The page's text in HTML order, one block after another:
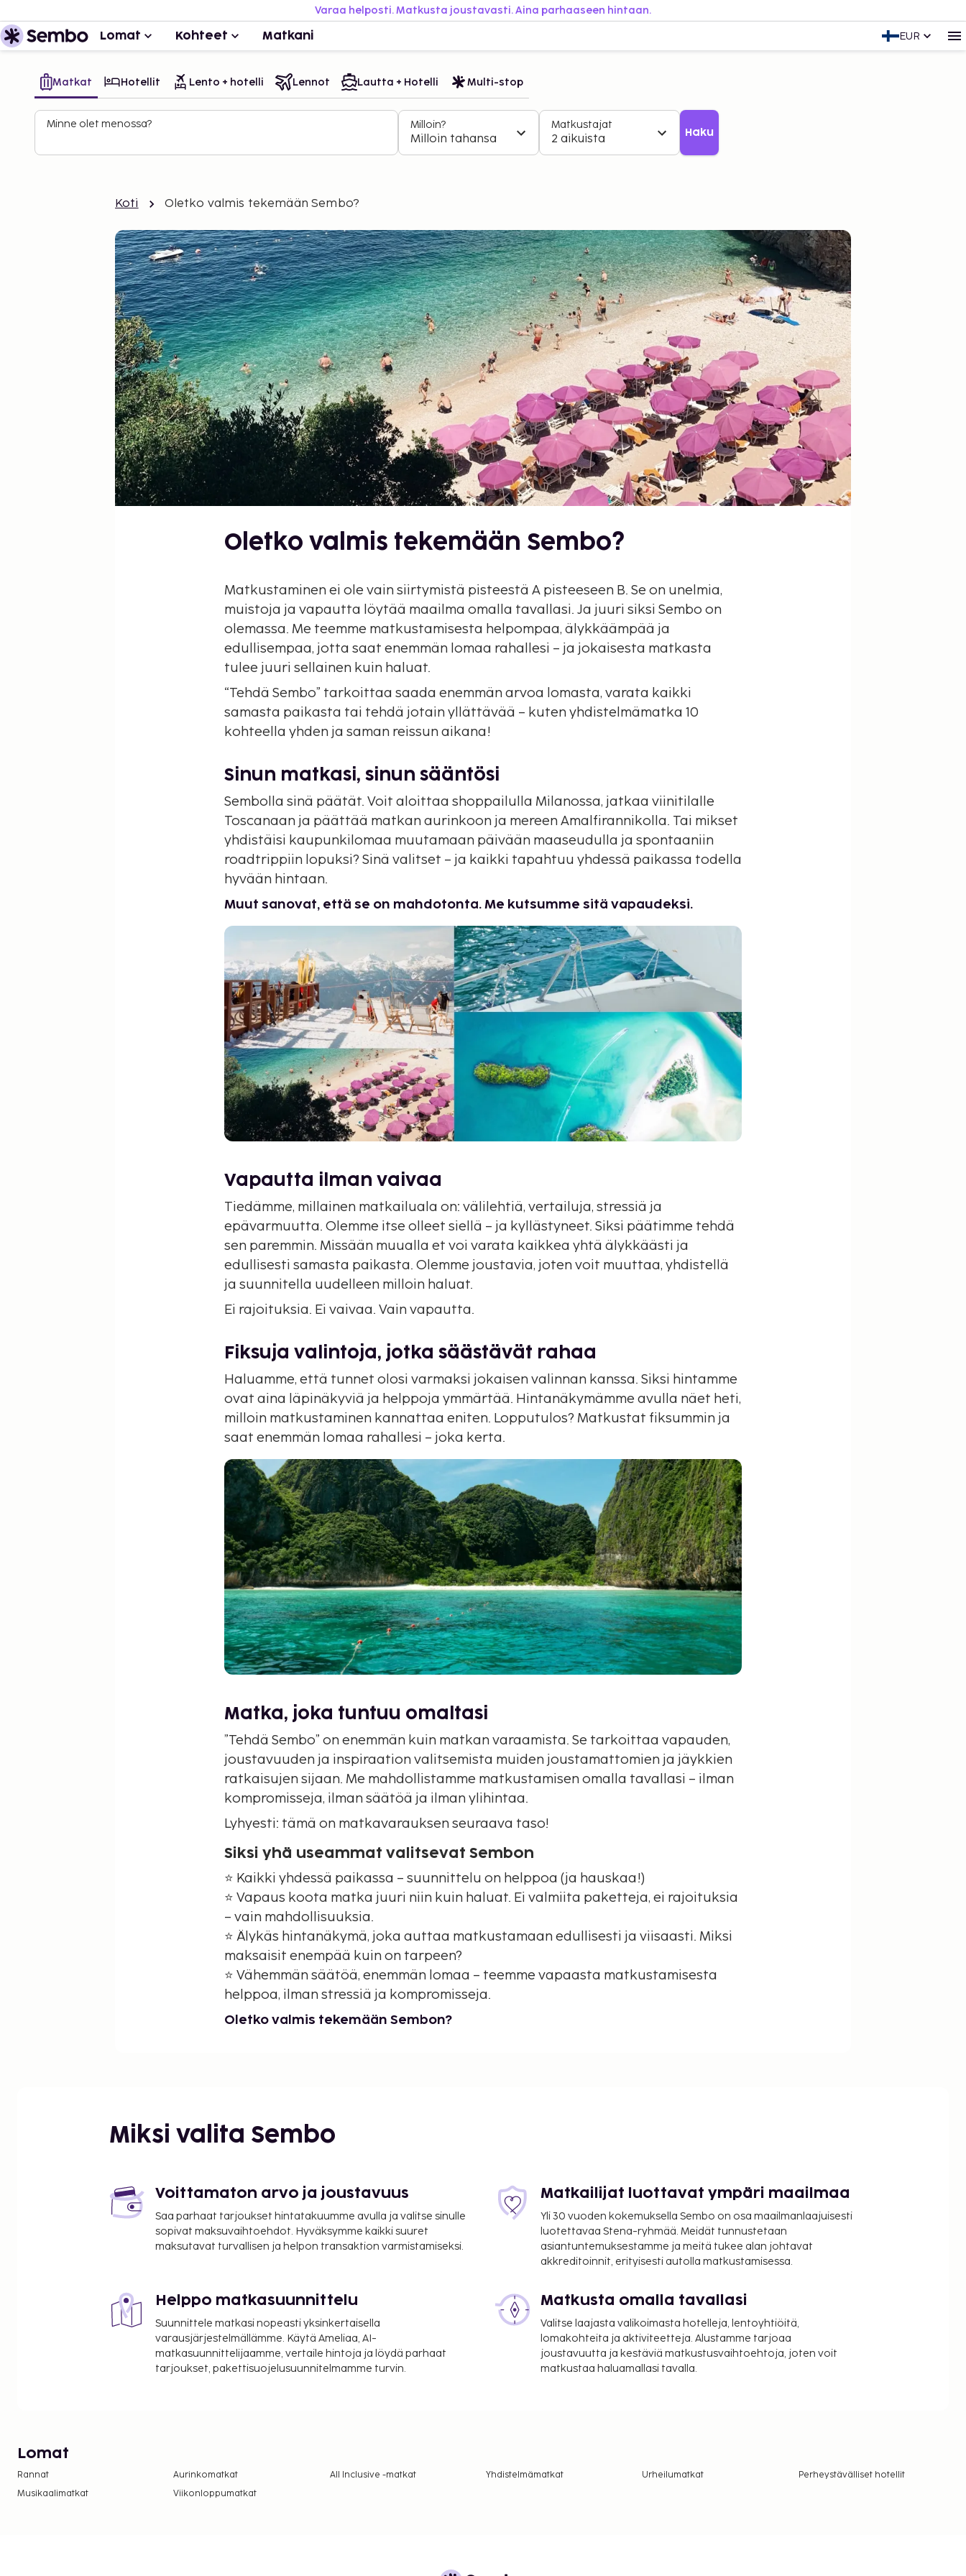
Varaa helposti. Matkusta joustavasti. Aina parhaaseen hintaan.
Lomat Kohteet Matkani EUR
Matkat Hotellit Lento + hotelli Lennot Lautta + Hotelli Multi-stop
Minne olet menossa? Milloin?
Milloin tahansa
Matkustajat
2 aikuista Haku
Koti Oletko valmis tekemään Sembo?
Oletko valmis tekemään Sembo?
Matkustaminen ei ole vain siirtymistä pisteestä A pisteeseen B. Se on unelmia,
muistoja ja vapautta löytää maailma omalla tavallasi. Ja juuri siksi Sembo on
olemassa. Me teemme matkustamisesta helpompaa, älykkäämpää ja
edullisempaa, jotta saat enemmän lomaa rahallesi – ja jokaisesta matkasta
tulee juuri sellainen kuin haluat.
“Tehdä Sembo” tarkoittaa saada enemmän arvoa lomasta, varata kaikki
samasta paikasta tai tehdä jotain yllättävää – kuten yhdistelmämatka 10
kohteella yhden ja saman reissun aikana!
Sinun matkasi, sinun sääntösi
Sembolla sinä päätät. Voit aloittaa shoppailulla Milanossa, jatkaa viinitilalle
Toscanaan ja päättää matkan aurinkoon ja mereen Amalfirannikolla. Tai mikset
yhdistäisi kaupunkilomaa muutamaan päivään maaseudulla ja spontaaniin
roadtrippiin lopuksi? Sinä valitset – ja kaikki tapahtuu yhdessä paikassa todella
hyvään hintaan.
Muut sanovat, että se on mahdotonta. Me kutsumme sitä vapaudeksi.
Vapautta ilman vaivaa
Tiedämme, millainen matkailuala on: välilehtiä, vertailuja, stressiä ja
epävarmuutta. Olemme itse olleet siellä – ja kyllästyneet. Siksi päätimme tehdä
sen paremmin. Missään muualla et voi varata kaikkea yhtä älykkäästi ja
edullisesti samasta paikasta. Olemme joustavia, joten voit muuttaa, yhdistellä
ja suunnitella uudelleen milloin haluat.
Ei rajoituksia. Ei vaivaa. Vain vapautta.
Fiksuja valintoja, jotka säästävät rahaa
Haluamme, että tunnet olosi varmaksi jokaisen valinnan kanssa. Siksi hintamme
ovat aina läpinäkyviä ja helppoja ymmärtää. Hintanäkymämme avulla näet heti,
milloin matkustaminen kannattaa eniten. Lopputulos? Matkustat fiksummin ja
saat enemmän lomaa rahallesi – joka kerta.
Matka, joka tuntuu omaltasi
”Tehdä Sembo” on enemmän kuin matkan varaamista. Se tarkoittaa vapauden,
joustavuuden ja inspiraation valitsemista muiden joustamattomien ja jäykkien
ratkaisujen sijaan. Me mahdollistamme matkustamisen omalla tavallasi – ilman
kompromisseja, ilman säätöä ja ilman ylihintaa.
Lyhyesti: tämä on matkavarauksen seuraava taso!
Siksi yhä useammat valitsevat Sembon
⭐ Kaikki yhdessä paikassa – suunnittelu on helppoa (ja hauskaa!)
⭐ Vapaus koota matka juuri niin kuin haluat. Ei valmiita paketteja, ei rajoituksia
– vain mahdollisuuksia.
⭐ Älykäs hintanäkymä, joka auttaa matkustamaan edullisesti ja viisaasti. Miksi
maksaisit enempää kuin on tarpeen?
⭐ Vähemmän säätöä, enemmän lomaa – teemme vapaasta matkustamisesta
helppoa, ilman stressiä ja kompromisseja.
Oletko valmis tekemään Sembon?
Miksi valita Sembo
Voittamaton arvo ja joustavuus
Saa parhaat tarjoukset hintatakuumme avulla ja valitse sinulle
sopivat maksuvaihtoehdot. Hyväksymme kaikki suuret
maksutavat turvallisen ja helpon transaktion varmistamiseksi.
Matkailijat luottavat ympäri maailmaa
Yli 30 vuoden kokemuksella Sembo on osa maailmanlaajuisesti
luotettavaa Stena-ryhmää. Meidät tunnustetaan
asiantuntemuksestamme ja meitä tukee alan johtavat
akkreditoinnit, erityisesti autolla matkustamisessa.
Helppo matkasuunnittelu
Suunnittele matkasi nopeasti yksinkertaisella
varausjärjestelmällämme. Käytä Ameliaa, AI-
matkasuunnittelijaamme, vertaile hintoja ja löydä parhaat
tarjoukset, pakettisuojelusuunnitelmamme turvin.
Matkusta omalla tavallasi
Valitse laajasta valikoimasta hotelleja, lentoyhtiöitä,
lomakohteita ja aktiviteetteja. Alustamme tarjoaa
joustavuutta ja kestäviä matkustusvaihtoehtoja, joten voit
matkustaa haluamallasi tavalla.
Lomat
Rannat Aurinkomatkat All Inclusive -matkat Yhdistelmämatkat Urheilumatkat
Perheystävälliset hotellit
Musikaalimatkat
Viikonloppumatkat